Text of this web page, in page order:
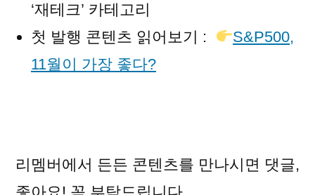
‘재테크’ 카테고리
첫 발행 콘텐츠 읽어보기 :
S&P500,
11월이 가장 좋다?
리멤버에서 든든 콘텐츠를 만나시면 댓글,